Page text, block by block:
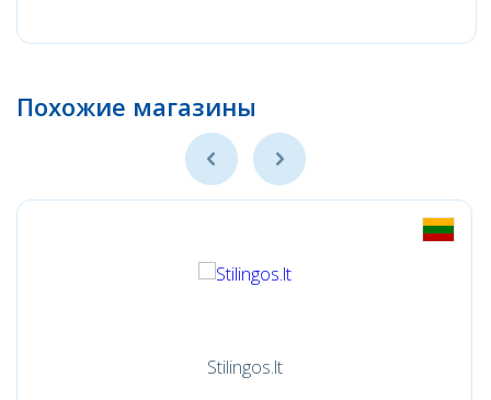
Похожие магазины
Stilingos.lt